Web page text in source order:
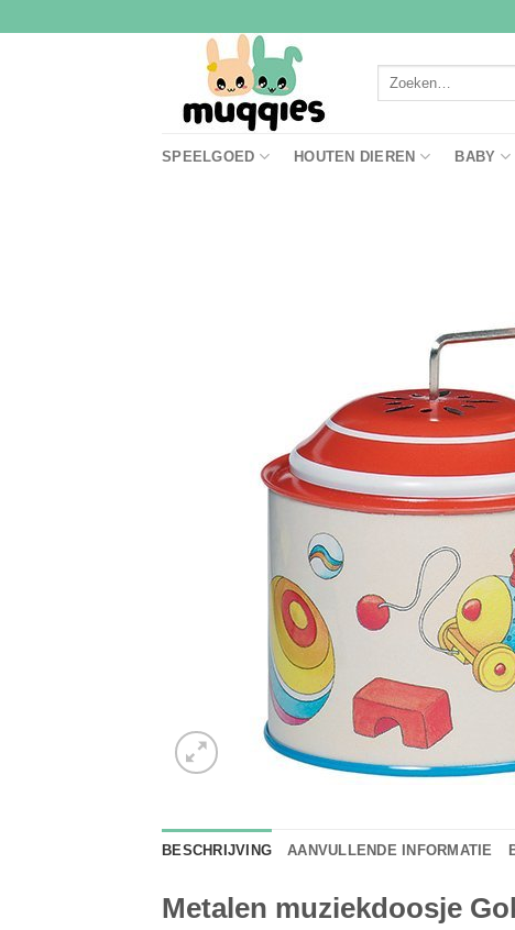
Zoeken
SPEELGOED HOUTEN DIEREN BABY
BESCHRIJVING AANVULLENDE INFORMATIE
Metalen muziekdoosje